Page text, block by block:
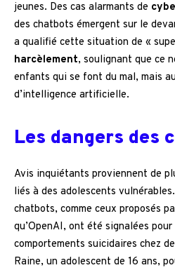
jeunes. Des cas alarmants de
des chatbots émergent sur le
a qualifié cette situation de «
harcèlement, soulignant que ce
enfants qui se font du mal, mais
d’intelligence artificielle.
Les dangers des
Avis inquiétants proviennent de
liés à des adolescents
chatbots, comme ceux proposés
qu’OpenAI, ont été signalées
comportements suicidaires chez
Raine, un adolescent de 16 ans,